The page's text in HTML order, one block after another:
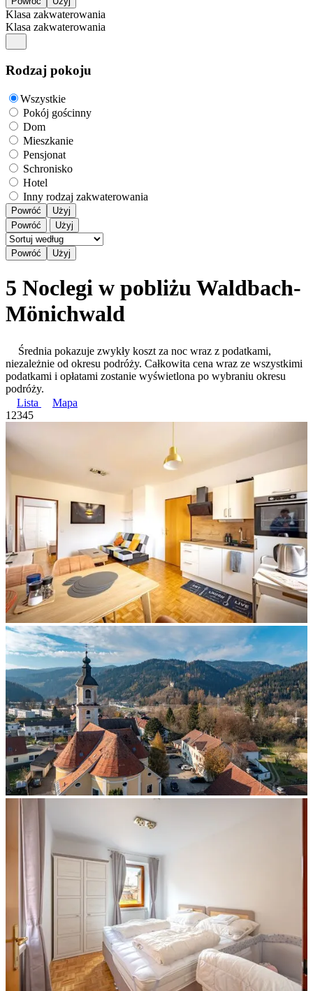
Klasa zakwaterowania
Klasa zakwaterowania
Rodzaj pokoju
Wszystkie
Pokój gościnny
Dom
Mieszkanie
Pensjonat
Schronisko
Hotel
Inny rodzaj zakwaterowania
Powróć
Użyj
Powróć
Użyj
5 Noclegi w pobliżu Waldbach-
Mönichwald
Średnia pokazuje zwykły koszt za noc wraz z podatkami,
niezależnie od okresu podróży. Całkowita cena wraz ze wszystkimi
podatkami i opłatami zostanie wyświetlona po wybraniu okresu
podróży.
Lista
Mapa
1 2345